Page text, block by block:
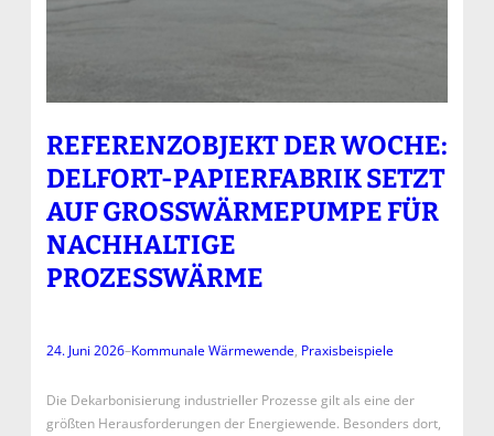
REFERENZOBJEKT DER WOCHE:
DELFORT-PAPIERFABRIK SETZT
AUF GROSSWÄRMEPUMPE FÜR N
ACHHALTIGE P
ROZESSWÄRME
24. Juni 2026–Kommunale Wärmewende, Praxisbeispiele
Die Dekarbonisierung industrieller Prozesse gilt als eine der
größten Herausforderungen der Energiewende. Besonders dort,